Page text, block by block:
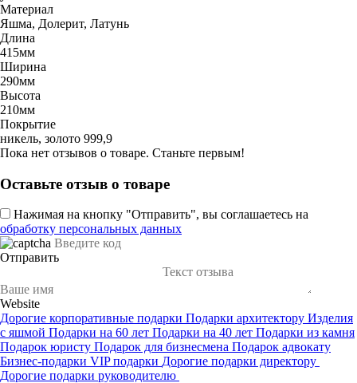
Материал
Яшма, Долерит, Латунь
Длина
415мм
Ширина
290мм
Высота
210мм
Покрытие
никель, золото 999,9
Пока нет отзывов о товаре. Станьте первым!
Оставьте отзыв о товаре
Нажимая на кнопку "Отправить", вы соглашаетесь на
обработку персональных данных
Отправить
Website
Дорогие корпоративные подарки Подарки архитектору Изделия
с яшмой Подарки на 60 лет Подарки на 40 лет Подарки из камня
Подарок юристу Подарок для бизнесмена Подарок адвокату
Бизнес-подарки VIP подарки Дорогие подарки директору
Дорогие подарки руководителю